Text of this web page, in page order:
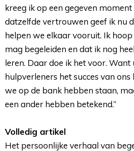
kreeg ik op een gegeven moment
datzelfde vertrouwen geef ik nu
helpen we elkaar vooruit. Ik
mag begeleiden en dat ik nog
leren. Daar doe ik het voor.
hulpverleners het succes van
we op de bank hebben staan,
een ander hebben betekend.”
Volledig artikel
Het persoonlijke verhaal van